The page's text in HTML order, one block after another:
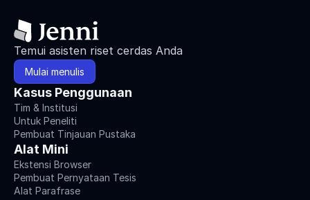
Temui asisten riset cerdas Anda
Mulai menulis
Kasus Penggunaan
Tim & Institusi
Untuk Peneliti
Pembuat Tinjauan Pustaka
Alat Mini
Ekstensi Browser
Pembuat Pernyataan Tesis
Alat Parafrase